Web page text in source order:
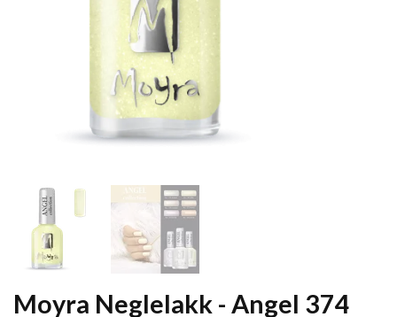
Moyra Neglelakk - Angel 374